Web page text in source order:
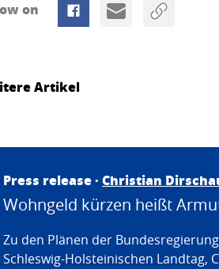
on
Artikel
Press release · Christian
Wohngeld kürzen heißt
Zu den Plänen der
Schleswig-Holsteinischen Landtag,